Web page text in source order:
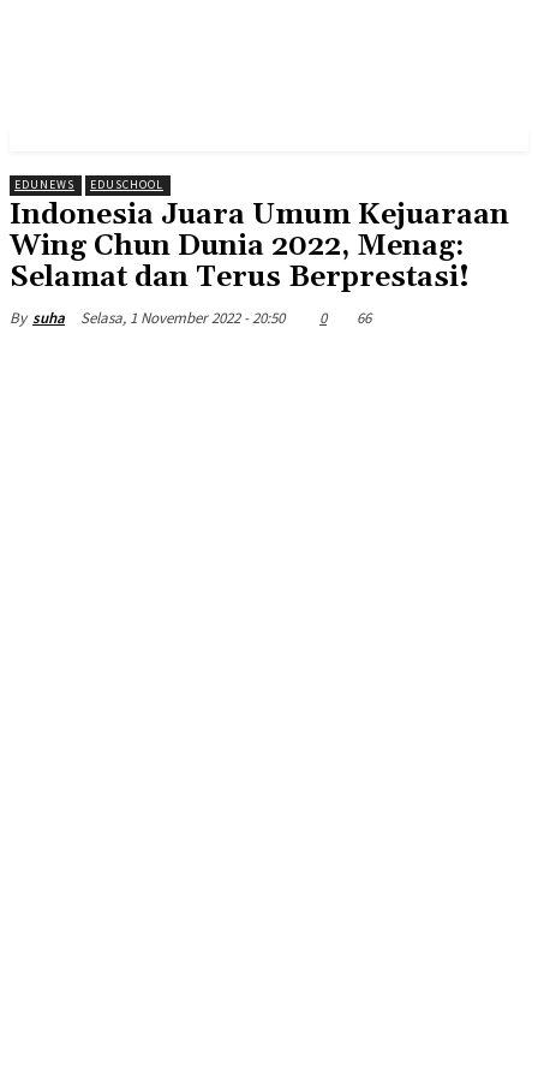
EDUNEWS EDUSCHOOL
Indonesia Juara Umum Kejuaraan
Wing Chun Dunia 2022, Menag:
Selamat dan Terus Berprestasi!
By suha Selasa, 1 November 2022 - 20:50 0 66